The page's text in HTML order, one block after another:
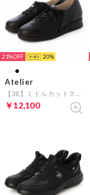
21% 20
Atelier
￥12,100